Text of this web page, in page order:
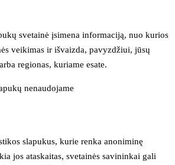
svetainė įsimena informaciją, nuo kurios
veikimas ir išvaizda, pavyzdžiui, jūsų
regionas, kuriame esate.
nenaudojame
slapukus, kurie renka anoniminę
jos ataskaitas, svetainės savininkai gali